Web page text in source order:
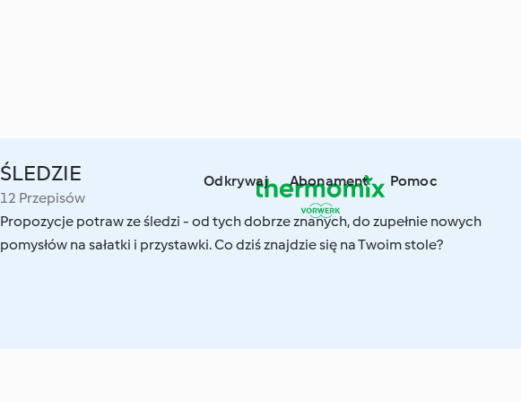
Odkrywaj Abonament Pomoc
ŚLEDZIE
12 Przepisów
Propozycje potraw ze śledzi - od tych dobrze znanych, do zupełnie nowych
pomysłów na sałatki i przystawki. Co dziś znajdzie się na Twoim stole?